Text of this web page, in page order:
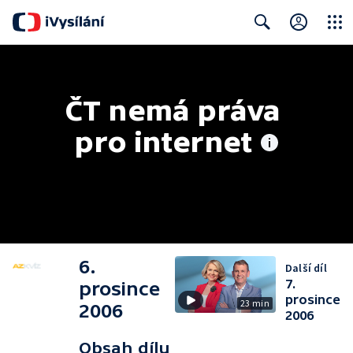
ČT nemá práva
pro internet
6.
prosince
2006
Obsah dílu
23 min
Další díl
7.
prosince
2006